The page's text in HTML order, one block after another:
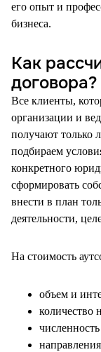
его опыт и
бизнеса.
Как
договора?
Все клиенты,
организации и
получают только
подбираем
конкретного
сформировать
внести в план
деятельности,
На стоимость
объем и
количество